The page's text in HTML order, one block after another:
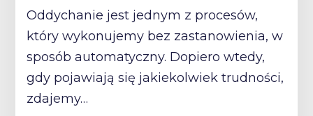
Oddychanie jest jednym z procesów,
który wykonujemy bez zastanowienia, w
sposób automatyczny. Dopiero wtedy,
gdy pojawiają się jakiekolwiek trudności,
zdajemy…